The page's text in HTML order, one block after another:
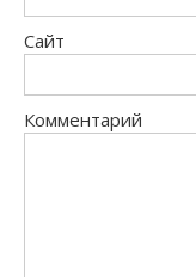
Сайт
Комментарий